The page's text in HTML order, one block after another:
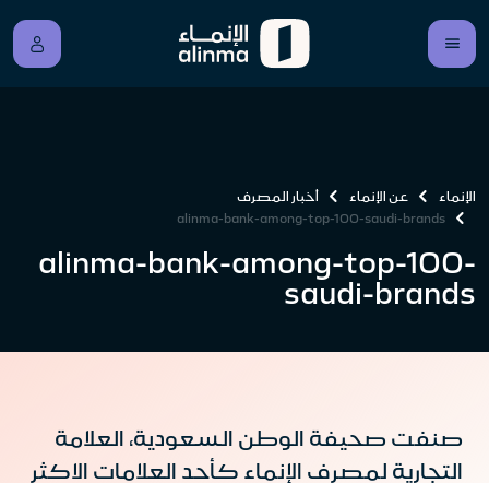
الإنماء عن الإنماء
أخبار المصرف
alinma-bank-among-top-100-saudi-brands
alinma-bank-among-top-100-
saudi-brands
صنفت صحيفة الوطن السعودية، العلامة
التجارية لمصرف الإنماء كأحد العلامات الاكثر